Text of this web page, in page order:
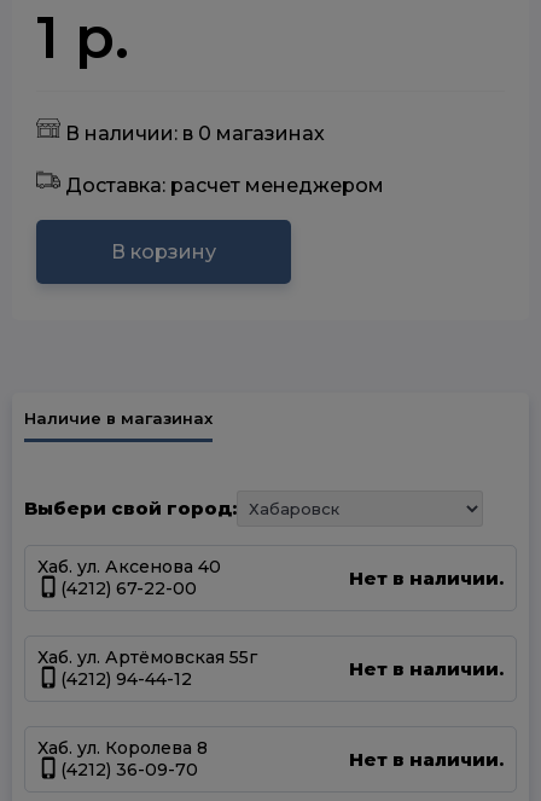
1 р.
В наличии: в 0 магазинах
Доставка: расчет менеджером
В корзину
Наличие в магазинах
Выбери свой город:
Хаб. ул. Аксенова 40
(4212) 67-22-00
Нет в наличии.
Хаб. ул. Артёмовская 55г
(4212) 94-44-12
Нет в наличии.
Хаб. ул. Королева 8
(4212) 36-09-70
Нет в наличии.